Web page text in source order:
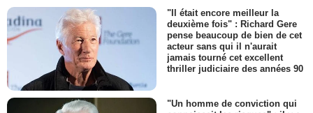
"Il était encore meilleur la
deuxième fois" : Richard Gere
pense beaucoup de bien de cet
acteur sans qui il n'aurait
jamais tourné cet excellent
thriller judiciaire des années 90
"Un homme de conviction qui